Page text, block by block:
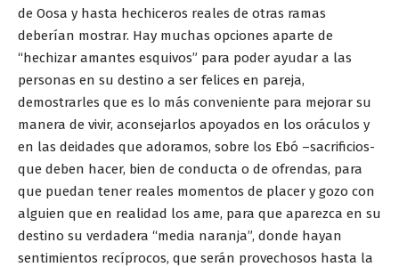
de Oosa y hasta hechiceros reales de otras ramas
deberían mostrar. Hay muchas opciones aparte de
“hechizar amantes esquivos” para poder ayudar a las
personas en su destino a ser felices en pareja,
demostrarles que es lo más conveniente para mejorar su
manera de vivir, aconsejarlos apoyados en los oráculos y
en las deidades que adoramos, sobre los Ebó –sacrificios-
que deben hacer, bien de conducta o de ofrendas, para
que puedan tener reales momentos de placer y gozo con
alguien que en realidad los ame, para que aparezca en su
destino su verdadera “media naranja”, donde hayan
sentimientos recíprocos, que serán provechosos hasta la